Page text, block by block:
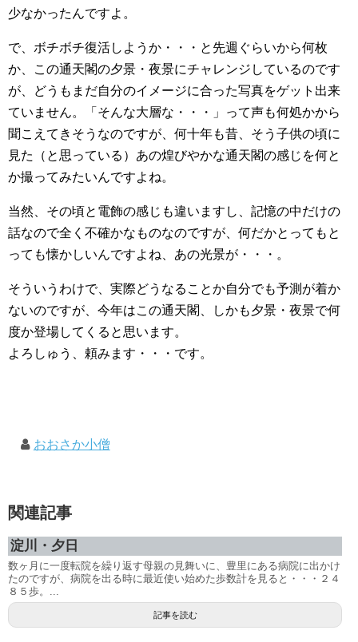
少なかったんですよ。
で、ボチボチ復活しようか・・・と先週ぐらいから何枚
か、この通天閣の夕景・夜景にチャレンジしているのです
が、どうもまだ自分のイメージに合った写真をゲット出来
ていません。「そんな大層な・・・」って声も何処かから
聞こえてきそうなのですが、何十年も昔、そう子供の頃に
見た（と思っている）あの煌びやかな通天閣の感じを何と
か撮ってみたいんですよね。
当然、その頃と電飾の感じも違いますし、記憶の中だけの
話なので全く不確かなものなのですが、何だかとってもと
っても懐かしいんですよね、あの光景が・・・。
そういうわけで、実際どうなることか自分でも予測が着か
ないのですが、今年はこの通天閣、しかも夕景・夜景で何
度か登場してくると思います。
よろしゅう、頼みます・・・です。
おおさか小僧
関連記事
淀川・夕日
数ヶ月に一度転院を繰り返す母親の見舞いに、豊里にある病院に出かけ
たのですが、病院を出る時に最近使い始めた歩数計を見ると・・・２４
８５歩。...
記事を読む